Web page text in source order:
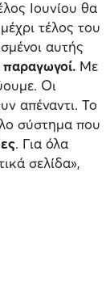
Ιουνίου θα
τέλος του
αυτής
παραγωγοί. Με
Οι
απέναντι. Το
σύστημα που
. Για όλα
σελίδα»,